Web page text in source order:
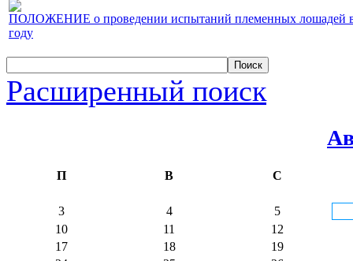
ПОЛОЖЕНИЕ о проведении испытаний племенных лошадей
году
Расширенный поиск
П В С
3 4
5
10
11
12
17
18
19